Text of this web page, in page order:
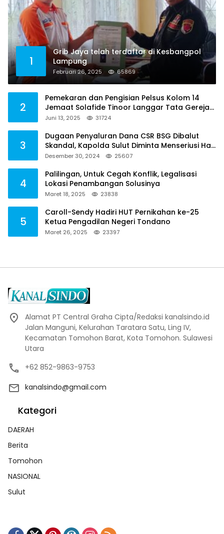
1
Grib Jaya telah terdaftar di Kesbangpol
Lampung
Februari 26, 2025 65869
2
Pemekaran dan Pengisian Pelsus Kolom 14
Jemaat Solafide Tinoor Langgar Tata Gereja
2021, Toreh : Ini Perbuatan Melawan Hukum
Juni 13, 2025 31724
3
Dugaan Penyaluran Dana CSR BSG Dibalut
Skandal, Kapolda Sulut Diminta Menseriusi Hal
ini
Desember 30, 2024 25607
4
Palilingan, Untuk Cegah Konflik, Legalisasi
Lokasi Penambangan Solusinya
Maret 18, 2025 23838
5
Caroll-Sendy Hadiri HUT Pernikahan ke-25
Ketua Pengadilan Negeri Tondano
Maret 26, 2025 23397
Alamat PT Central Graha Cipta/Redaksi kanalsindo.id
Jalan Manguni, Kelurahan Taratara Satu, Ling IV,
Kecamatan Tomohon Barat, Kota Tomohon. Sulawesi
Utara
+62 852-9863-9753
kanalsindo@gmail.com
Kategori
DAERAH
Berita
Tomohon
NASIONAL
Sulut